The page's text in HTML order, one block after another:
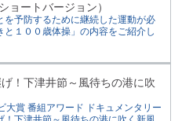
ョートバージョン）
を予防するために継続した運動が必
と１００歳体操」の内容をご紹介し
！下津井節～風待ちの港に吹
大賞 番組アワード ドキュメンタリー